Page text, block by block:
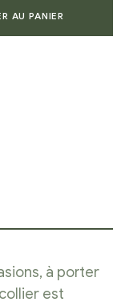
AU PANIER
à porter
est